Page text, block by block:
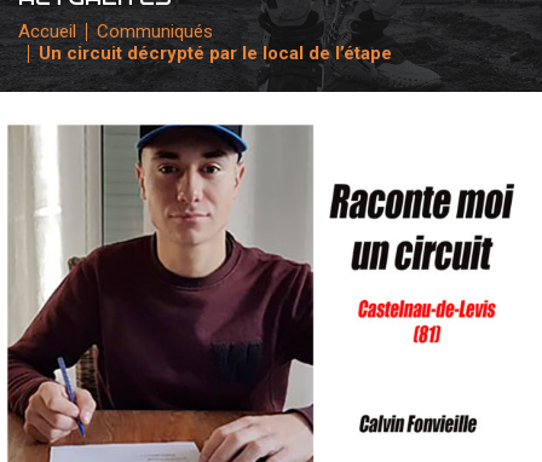
PARTENAIRES
accéder à la billetterie
Accueil
Communiqués
Un circuit décrypté par le local de l’étape